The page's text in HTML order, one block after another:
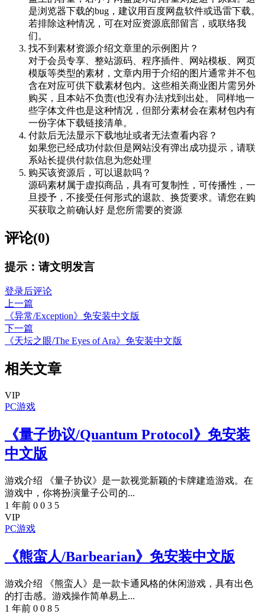
是浏览器下载的bug，建议用百度网盘软件或迅雷下载。
若排除这种情况，可在对应资源底部留言，或联络我
们。
找不到素材资源介绍文章里的示例图片？
对于会员专享、整站源码、程序插件、网站模板、网页
模版等类型的素材，文章内用于介绍的图片通常并不包
含在对应可供下载素材包内。这些相关商业图片需另外
购买，且本站不负责(也没有办法)找到出处。 同样地一
些字体文件也是这种情况，但部分素材会在素材包内有
一份字体下载链接清单。
付款后无法显示下载地址或者无法查看内容？
如果您已经成功付款但是网站没有弹出成功提示，请联
系站长提供付款信息为您处理
购买该资源后，可以退款吗？
源码素材属于虚拟商品，具有可复制性，可传播性，一
旦授予，不接受任何形式的退款、换货要求。请您在购
买获取之前确认好 是您所需要的资源
评论(0)
提示：请文明发言
登录后评论
上一篇
《异常/Exception》免安装中文版
下一篇
《天坛之眼/The Eyes of Ara》免安装中文版
相关文章
VIP
PC游戏
《量子协议/Quantum Protocol》免安装
中文版
游戏介绍 《量子协议》是一款视觉新颖的卡牌建造游戏。在
游戏中，你将扮演量子公司的...
1 年前 0 0 3 5
VIP
PC游戏
《熊蛮人/Barbearian》免安装中文版
游戏介绍 《熊蛮人》是一款卡通风格的休闲游戏，具有出色
的打击感。游戏操作简单易上...
1 年前 0 0 8 5